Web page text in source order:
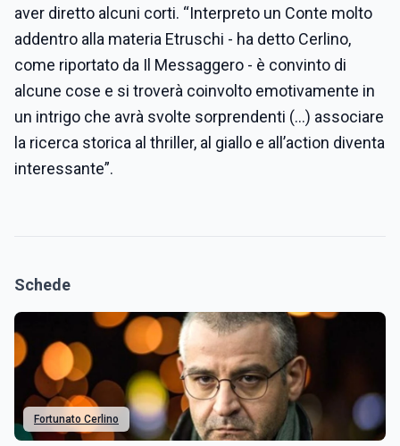
aver diretto alcuni corti. “Interpreto un Conte molto
addentro alla materia Etruschi - ha detto Cerlino,
come riportato da Il Messaggero - è convinto di
alcune cose e si troverà coinvolto emotivamente in
un intrigo che avrà svolte sorprendenti (...) associare
la ricerca storica al thriller, al giallo e all’action diventa
interessante”.
Schede
Fortunato Cerlino